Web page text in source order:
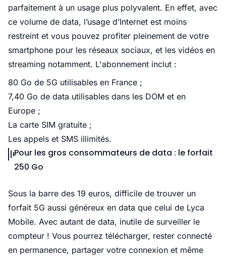
parfaitement à un usage plus polyvalent. En effet, avec
ce volume de data, l’usage d’Internet est moins
restreint et vous pouvez profiter pleinement de votre
smartphone pour les réseaux sociaux, et les vidéos en
streaming notamment. L'abonnement inclut :
80 Go de 5G utilisables en France ;
7,40 Go de data utilisables dans les DOM et en
Europe ;
La carte SIM gratuite ;
Les appels et SMS illimités.
Pour les gros consommateurs de data : le forfait
250 Go
Sous la barre des 19 euros, difficile de trouver un
forfait 5G aussi généreux en data que celui de Lyca
Mobile. Avec autant de data, inutile de surveiller le
compteur ! Vous pourrez télécharger, rester connecté
en permanence, partager votre connexion et même